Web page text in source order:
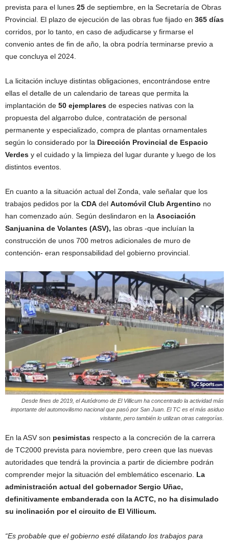
prevista para el lunes 25 de septiembre, en la Secretaría de Obras
Provincial. El plazo de ejecución de las obras fue fijado en 365 días
corridos, por lo tanto, en caso de adjudicarse y firmarse el
convenio antes de fin de año, la obra podría terminarse previo a
que concluya el 2024.
La licitación incluye distintas obligaciones, encontrándose entre
ellas el detalle de un calendario de tareas que permita la
implantación de 50 ejemplares de especies nativas con la
propuesta del algarrobo dulce, contratación de personal
permanente y especializado, compra de plantas ornamentales
según lo considerado por la Dirección Provincial de Espacio
Verdes y el cuidado y la limpieza del lugar durante y luego de los
distintos eventos.
En cuanto a la situación actual del Zonda, vale señalar que los
trabajos pedidos por la CDA del Automóvil Club Argentino no
han comenzado aún. Según deslindaron en la Asociación
Sanjuanina de Volantes (ASV), las obras -que incluían la
construcción de unos 700 metros adicionales de muro de
contención- eran responsabilidad del gobierno provincial.
Desde fines de 2019, el Autódromo de El Villicum ha concentrado la actividad más
importante del automovilismo nacional que pasó por San Juan. El TC es el más asiduo
visitante, pero también lo utilizan otras categorías.
En la ASV son pesimistas respecto a la concreción de la carrera
de TC2000 prevista para noviembre, pero creen que las nuevas
autoridades que tendrá la provincia a partir de diciembre podrán
comprender mejor la situación del emblemático escenario. La
administración actual del gobernador Sergio Uñac,
definitivamente embanderada con la ACTC, no ha disimulado
su inclinación por el circuito de El Villicum.
“Es probable que el gobierno esté dilatando los trabajos para